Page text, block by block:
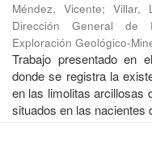
Méndez, Vicente;Villar,
Dirección General de
Exploración Geológico-
Trabajo presentado en
donde se registra la
en las limolitas arcillosas
situados en las nacientes